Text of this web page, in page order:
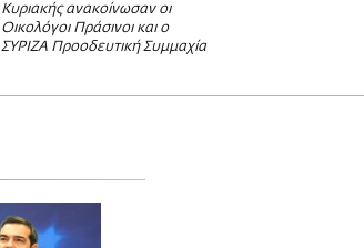
Κυριακής ανακοίνωσαν οι
Οικολόγοι Πράσινοι και ο
ΣΥΡΙΖΑ Προοδευτική Συμμαχία